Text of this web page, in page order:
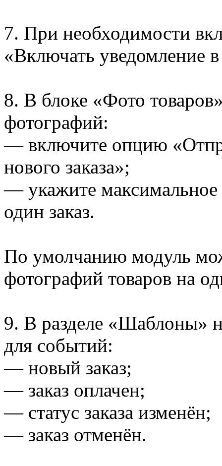
7. При необходимости
«Включать уведомление
8. В блоке «Фото
фотографий:
— включите опцию
нового заказа»;
— укажите максимальное
один заказ.
По умолчанию модуль
фотографий товаров на
9. В разделе «Шаблоны»
для событий:
— новый заказ;
— заказ оплачен;
— статус заказа изменён;
— заказ отменён.